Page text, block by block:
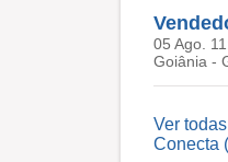
05 Ago.
Goiânia -
Ver
Conecta